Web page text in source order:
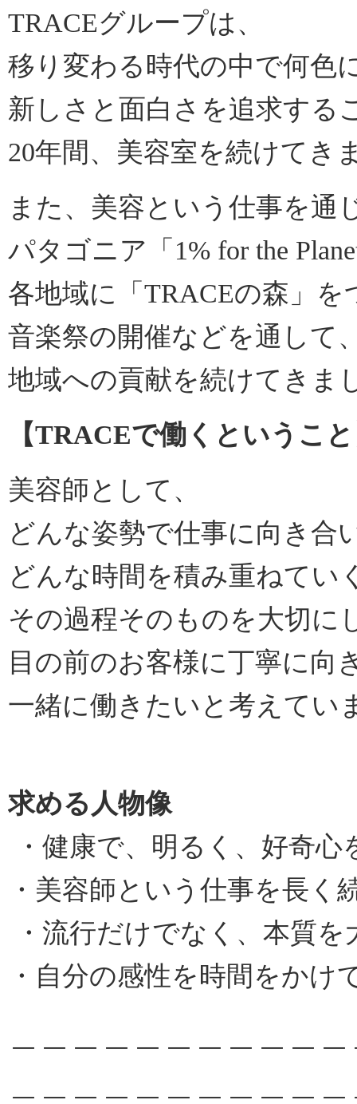
TRACEグループは、
移り変わる時代の中で何色
新しさと面白さを追求する
20年間、美容室を続けてき
また、美容という仕事を通
パタゴニア「1% for the
各地域に「TRACEの森」を
音楽祭の開催などを通して
地域への貢献を続けてきま
【TRACEで働くというこ
美容師として、
どんな姿勢で仕事に向き合
どんな時間を積み重ねてい
その過程そのものを大切に
目の前のお客様に丁寧に向
一緒に働きたいと考えてい
求める人物像
・健康で、明るく、好奇心
・美容師という仕事を長く
・流行だけでなく、本質
・自分の感性を時間をかけ